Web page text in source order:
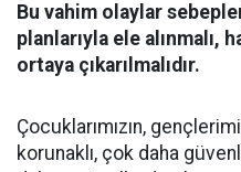
Bu vahim olaylar
planlarıyla ele alınmalı,
ortaya çıkarılmalıdır.
Çocuklarımızın,
korunaklı, çok daha